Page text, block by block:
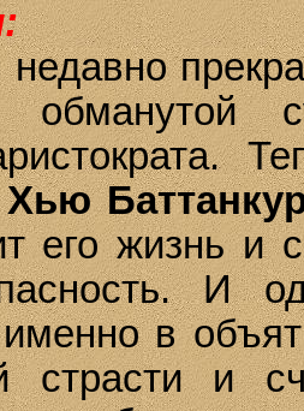
обманутой
Хью
его жизнь и
И
в
страсти и